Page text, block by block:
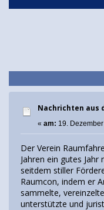
Nachrichten aus
« am: 19.
Der Verein
Jahren ein gutes
seitdem stiller
Raumcon, indem er
sammelte,
unterstützte und